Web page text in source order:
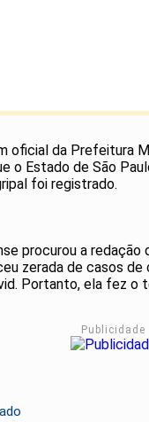
da Prefeitura
o Estado de São
foi registrado.
procurou a
zerada de casos
Portanto, ela fez
Publicidade